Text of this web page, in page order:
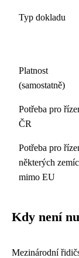
Typ dokladu
Platnost
(samostatně)
Potřeba pro
ČR
Potřeba pro
některých
mimo EU
Kdy není
Mezinárodní